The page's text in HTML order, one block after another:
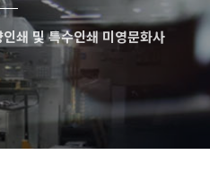
쇄 및 특수인쇄 미영문화사